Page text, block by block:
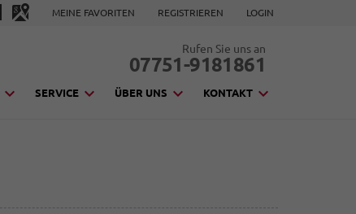
MEINE FAVORITEN REGISTRIEREN LOGIN
Rufen Sie uns an
07751-9181861
SERVICE ÜBER UNS KONTAKT